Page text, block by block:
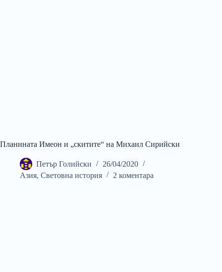
Планината Имеон и „скитите“ на Михаил Сирийски
Петър Голийски
26/04/2020
Азия, Световна история 2 коментара